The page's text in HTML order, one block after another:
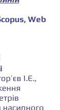
Web
І.Є.,